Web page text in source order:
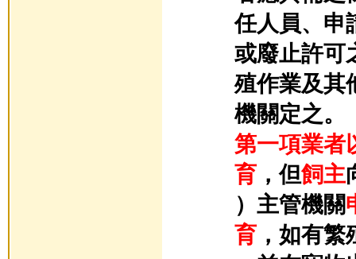
任人員、申
或廢止許可
殖作業及其
機關定之。
第一項業者
育，但飼主
）主管機關
育，如有繁